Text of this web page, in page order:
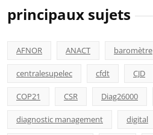
principaux sujets
AFNOR ANACT baromètre
centralesupelec cfdt CJD
COP21 CSR Diag26000
diagnostic management digital